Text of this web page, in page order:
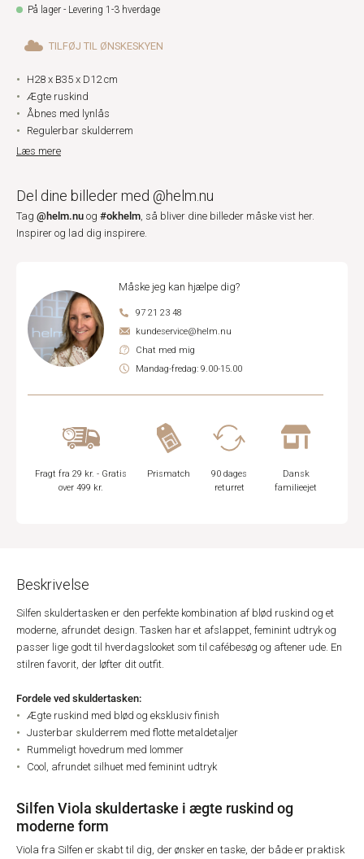
På lager - Levering 1-3 hverdage
TILFØJ TIL ØNSKESKYEN
H28 x B35 x D12 cm
Ægte ruskind
Åbnes med lynlås
Regulerbar skulderrem
Læs mere
Del dine billeder med @helm.nu
Tag @helm.nu og #okhelm, så bliver dine billeder måske vist her.
Inspirer og lad dig inspirere.
Måske jeg kan hjælpe dig?
97 21 23 48
kundeservice@helm.nu
Chat med mig
Mandag-fredag: 9.00-15.00
Fragt fra 29 kr. - Gratis
over 499 kr.
Prismatch
90 dages
returret
Dansk
familieejet
Beskrivelse
Silfen skuldertasken er den perfekte kombination af blød ruskind og et
moderne, afrundet design. Tasken har et afslappet, feminint udtryk og
passer lige godt til hverdagslooket som til cafébesøg og aftener ude. En
stilren favorit, der løfter dit outfit.
Fordele ved skuldertasken:
Ægte ruskind med blød og eksklusiv finish
Justerbar skulderrem med flotte metaldetaljer
Rummeligt hovedrum med lommer
Cool, afrundet silhuet med feminint udtryk
Silfen Viola skuldertaske i ægte ruskind og
moderne form
Viola fra Silfen er skabt til dig, der ønsker en taske, der både er praktisk